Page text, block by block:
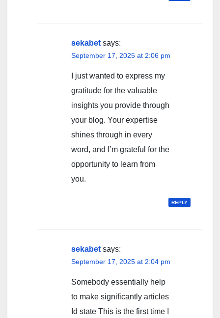
sekabet says:
September 17, 2025 at 2:06 pm
I just wanted to express my
gratitude for the valuable
insights you provide through
your blog. Your expertise
shines through in every
word, and I’m grateful for the
opportunity to learn from
you.
REPLY
sekabet says:
September 17, 2025 at 2:04 pm
Somebody essentially help
to make significantly articles
Id state This is the first time I